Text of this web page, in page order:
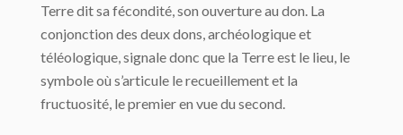
Terre dit sa fécondité, son ouverture au don. La
conjonction des deux dons, archéologique et
téléologique, signale donc que la Terre est le lieu, le
symbole où s’articule le recueillement et la
fructuosité, le premier en vue du second.